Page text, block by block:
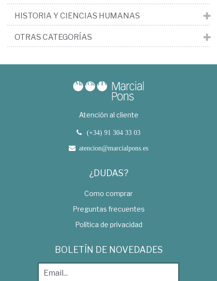
HISTORIA Y CIENCIAS HUMANAS
OTRAS CATEGORÍAS
Atención al cliente
(+34) 91 304 33 03
atencion@marcialpons.es
¿DUDAS?
Como comprar
Preguntas frecuentes
Política de privacidad
BOLETÍN DE NOVEDADES